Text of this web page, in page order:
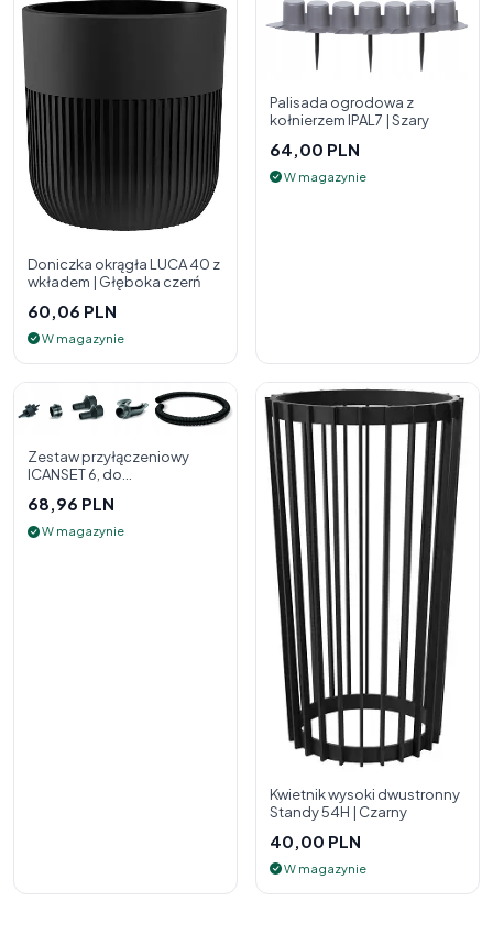
Doniczka okrągła LUCA 40 z
wkładem | Głęboka czerń
60,06 PLN
W magazynie
Palisada ogrodowa z
kołnierzem IPAL7 | Szary
64,00 PLN
W magazynie
Zestaw przyłączeniowy
ICANSET 6, do
68,96 PLN
W magazynie
Kwietnik wysoki dwustronny
Standy 54H | Czarny
40,00 PLN
W magazynie